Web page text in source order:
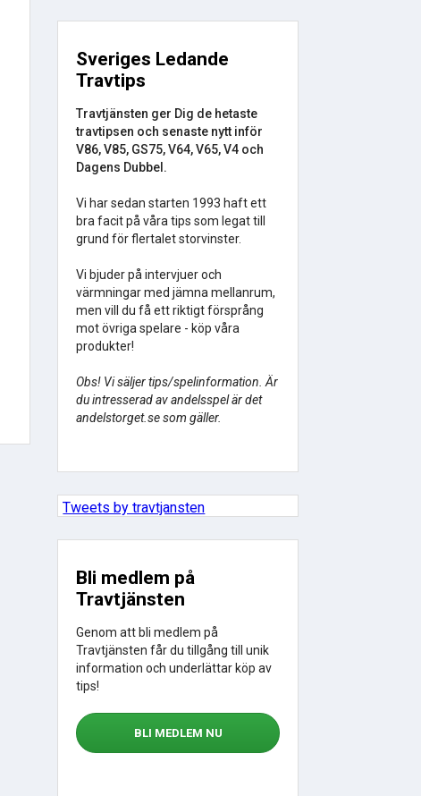
Sveriges Ledande
Travtips
Travtjänsten ger Dig de hetaste
travtipsen och senaste nytt inför
V86, V85, GS75, V64, V65, V4 och
Dagens Dubbel.
Vi har sedan starten 1993 haft ett
bra facit på våra tips som legat till
grund för flertalet storvinster.
Vi bjuder på intervjuer och
värmningar med jämna mellanrum,
men vill du få ett riktigt försprång
mot övriga spelare - köp våra
produkter!
Obs! Vi säljer tips/spelinformation. Är
du intresserad av andelsspel är det
andelstorget.se som gäller.
Tweets by travtjansten
Bli medlem på
Travtjänsten
Genom att bli medlem på
Travtjänsten får du tillgång till unik
information och underlättar köp av
tips!
BLI MEDLEM NU